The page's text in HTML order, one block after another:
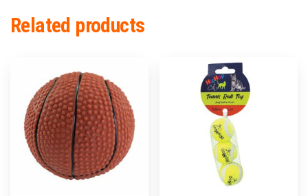
Related products